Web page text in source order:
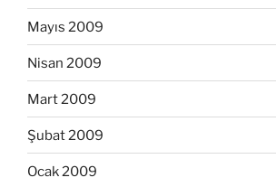
Mayıs 2009
Nisan 2009
Mart 2009
Şubat 2009
Ocak 2009